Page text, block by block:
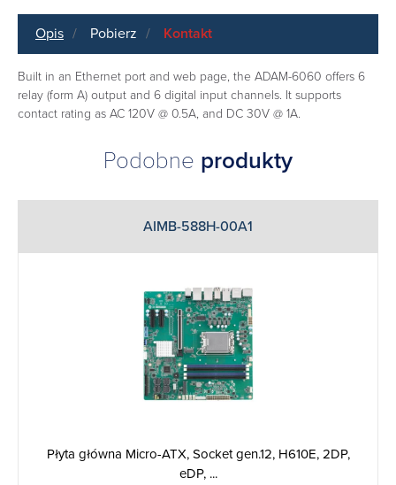
Opis Pobierz Kontakt
Built in an Ethernet port and web page, the ADAM-6060 offers 6
relay (form A) output and 6 digital input channels. It supports
contact rating as AC 120V @ 0.5A, and DC 30V @ 1A.
Podobne produkty
AIMB-588H-00A1
Płyta główna Micro-ATX, Socket gen.12, H610E, 2DP,
eDP, ...